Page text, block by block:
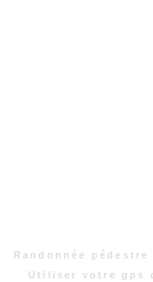
Randonnée
Utiliser votre gps